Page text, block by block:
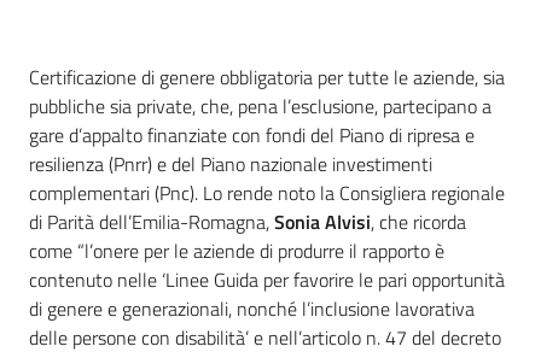
Introduzione
Certificazione di genere obbligatoria per tutte le aziende, sia
pubbliche sia private, che, pena l’esclusione, partecipano a
gare d’appalto finanziate con fondi del Piano di ripresa e
resilienza (Pnrr) e del Piano nazionale investimenti
complementari (Pnc). Lo rende noto la Consigliera regionale
di Parità dell’Emilia-Romagna,Sonia Alvisi, che ricorda
come “l’onere per le aziende di produrre il rapporto è
contenuto nelle ‘Linee Guida per favorire le pari opportunità
di genere e generazionali, nonché l’inclusione lavorativa
delle persone con disabilità’ e nell’articolo n. 47 del decreto